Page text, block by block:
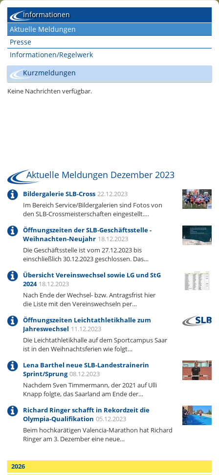
Informationen
Aktuelle Meldungen
Presse
Informationen/Regelwerk
Kurzmeldungen
Aktuelle Meldungen Dezember 2023
Bildergalerie SLB-Cross 22.12.2023
Im Bereich Service/Bildergalerien sind Fotos von
den SLB-Crossmeisterschaften eingestellt.…
Öffnungszeiten der SLB-Geschäftsstelle -
Weihnachten-Neujahr 18.12.2023
Die Geschäftsstelle ist vom 27.12.2023 bis
einschließlich 30.12.2023 geschlossen. Das…
Übersicht Vereinswechsel sowie LG und StG
2024 18.12.2023
Nach Ende der Wechsel- bzw. Antragsfrist hier
die Liste mit den Vereinswechseln per…
Öffnungszeiten Leichtathletikhalle zum
Jahreswechsel 11.12.2023
Die Leichtathletikhalle auf dem Sportcampus Saar
ist in den Weihnachtsferien wie folgt…
Lena Barthel neue SLB-Landestrainerin
Sprint/Sprung 08.12.2023
Nachdem Sven Timmermann, der 2021 auf Ulli
Knapp folgte, das Saarland am Ende der…
Richard Ringer schafft in Rekordzeit die
Olympia-Qualifikation 05.12.2023
Beim hochkarätigen Valencia-Marathon hat Richard
Ringer am 3. Dezember eine neue…
2026